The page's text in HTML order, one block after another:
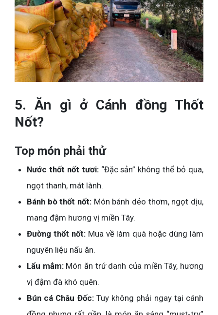
5. Ăn gì ở Cánh đồng Thốt
Nốt?
Top món phải thử
Nước thốt nốt tươi:“Đặc sản” không thể bỏ qua,
ngọt thanh, mát lành.
Bánh bò thốt nốt: Món bánh dẻo thơm, ngọt dịu,
mang đậm hương vị miền Tây.
Đường thốt nốt:Mua về làm quà hoặc dùng làm
nguyên liệu nấu ăn.
Lẩu mắm:Món ăn trứ danh của miền Tây, hương
vị đậm đà khó quên.
Bún cá Châu Đốc:Tuy không phải ngay tại cánh